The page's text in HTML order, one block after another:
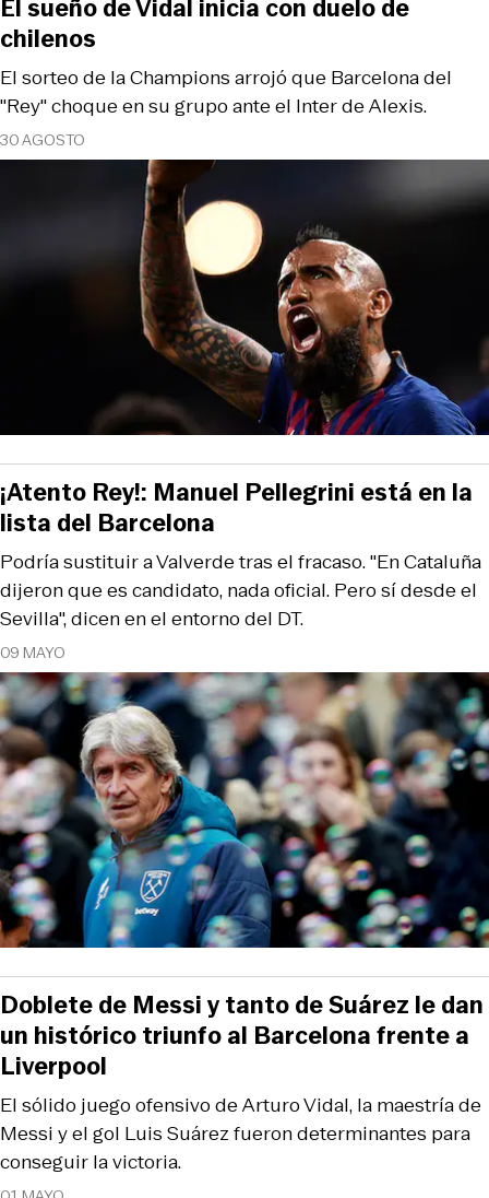
30 AGOSTO
El sorteo de la Champions arrojó que Barcelona del
"Rey" choque en su grupo ante el Inter de Alexis.
El sueño de Vidal inicia con duelo de
chilenos
09 MAYO
Podría sustituir a Valverde tras el fracaso. "En Cataluña
dijeron que es candidato, nada oficial. Pero sí desde el
Sevilla", dicen en el entorno del DT.
¡Atento Rey!: Manuel Pellegrini está en la
lista del Barcelona
El sólido juego ofensivo de Arturo Vidal, la maestría de
Messi y el gol Luis Suárez fueron determinantes para
conseguir la victoria.
Doblete de Messi y tanto de Suárez le dan
un histórico triunfo al Barcelona frente a
Liverpool